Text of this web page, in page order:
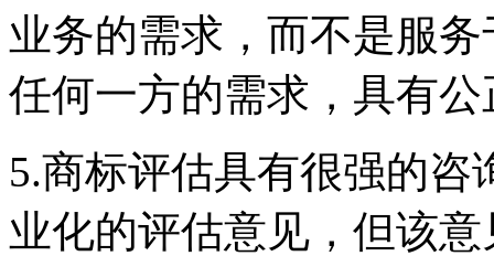
业务的需求，而不是服
任何一方的需求，具有公
5.商标评估具有很强的
业化的评估意见，但该